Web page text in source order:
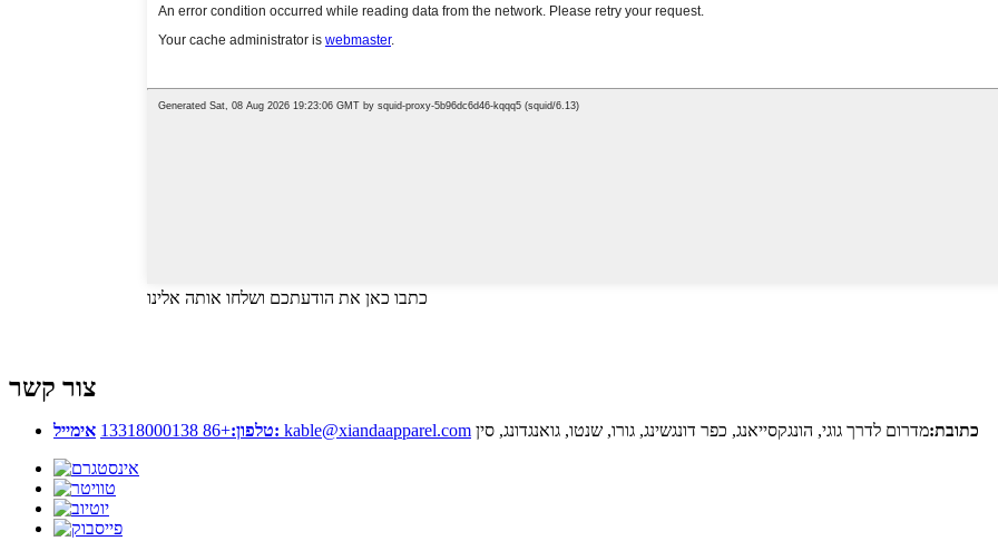
כתבו כאן את הודעתכם ושלחו אותה אלינו
צור קשר
טלפון:+86 13318000138 אימייל: kable@xiandaapparel.com כתובת:מדרום לדרך גוגי, הונגקסייאנג, כפר דונגשינג, גורו, שנטו, גואנגדונג, סין